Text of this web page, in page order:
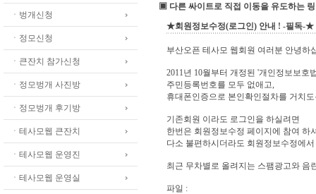
ㆍ벙개신청
ㆍ정모신청
ㆍ큰잔치 참가신청
ㆍ정모벙개 사진방
ㆍ정모벙개 후기방
ㆍ테사모웹 큰잔치
ㆍ테사모웹 운영진
ㆍ테사모웹 운영실
▣ 다른 싸이트로 직접 이동을 유도하는
★회원정보수정(로그인) 안내 ! -필독-★
부산오픈 테사모 웹회원 여러분 안녕하
2011년 10월부터 개정된 '개인정보보호
주민등록번호를 모두 없애고,
휴대폰인증으로 본인확인절차를 거치
기존회원 이라도 로그인을 하실려면
한번은 회원정보수정 페이지에 참여 하
다소 불편하시더라도 회원정보수정에
최근 무차별로 올려지는 스팸광고와 음
파일 :